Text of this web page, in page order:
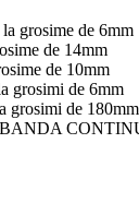
grosime de 6mm
de 14mm
de 10mm
grosimi de 6mm
grosimi de 180mm